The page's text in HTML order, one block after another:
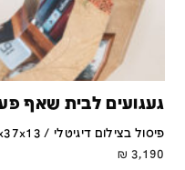
געגועים לבית שאף
פיסול בצילום דיגיטלי / 40x37x13 ס''מ
3,190
₪